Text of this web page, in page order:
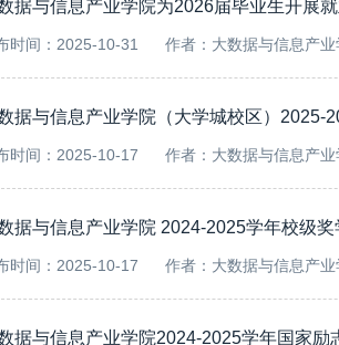
据与信息产业学院为2026届毕业生开展
时间：2025-10-31 作者：大数据与信息产业
据与信息产业学院（大学城校区）2025-
时间：2025-10-17 作者：大数据与信息产业
据与信息产业学院 2024-2025学年校级
时间：2025-10-17 作者：大数据与信息产业
据与信息产业学院2024-2025学年国家励